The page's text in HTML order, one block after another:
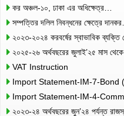
কর অঞ্চল-১০, ঢাকা এর অধিক্ষেত্র…
সম্পত্তির দলিল নিবন্ধনের ক্ষেত্রে
২০২৩-২০২৪ করবর্ষের স্বাভাবিক ব্যক্তি
২০২৫-২৬ অর্থবছরের জুলাই’২৫ মাস
VAT Instruction
Import Statement-IM-7-Bond
Import Statement-IM-4-
২০২৩-২৪ অর্থবছরের জুন’২৪ পর্যন্ত